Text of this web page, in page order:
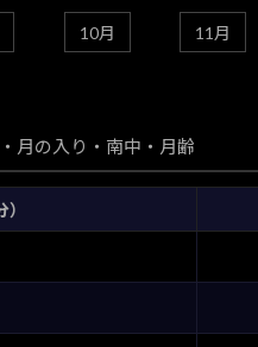
10月 11月
月の入り・南中・月齢